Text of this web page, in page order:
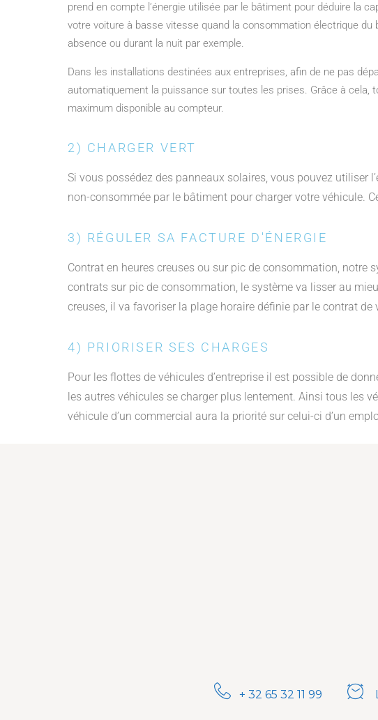
prend en compte l’énergie utilisée par le bâtiment pour déduire la
votre voiture à basse vitesse quand la consommation électrique
absence ou durant la nuit par exemple.
Dans les installations destinées aux entreprises, afin de ne pas
automatiquement la puissance sur toutes les prises. Grâce à cela,
maximum disponible au compteur.
2) CHARGER VERT
Si vous possédez des panneaux solaires, vous pouvez utiliser
non-consommée par le bâtiment pour charger votre véhicule.
3) RÉGULER SA FACTURE D'ÉNERGIE
Contrat en heures creuses ou sur pic de consommation, notre
contrats sur pic de consommation, le système va lisser au
creuses, il va favoriser la plage horaire définie par le contrat
4) PRIORISER SES CHARGES
Pour les flottes de véhicules d’entreprise il est possible de
les autres véhicules se charger plus lentement. Ainsi tous les
véhicule d’un commercial aura la priorité sur celui-ci d’un
+ 32 65 32 11 99